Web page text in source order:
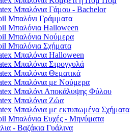
Μπαλόνια Γάμου - Bachelor
Μπαλόνι Γράμματα
Μπαλόνια Halloween
Μπαλόνια Νούμερα
Μπαλόνια Σχήματα
Μπαλόνια Halloween
Μπαλόνια Στρογγυλά
Μπαλόνια Θεματικά
Μπαλόνια με Νούμερα
Μπαλόνι Αποκάλυψης Φύλου
Μπαλόνια Ζώα
Μπαλόνια με εκτυπωμένα Σχήματα
Μπαλόνια Ευχές - Μηνύματα
- Βαζάκια Γυάλινα